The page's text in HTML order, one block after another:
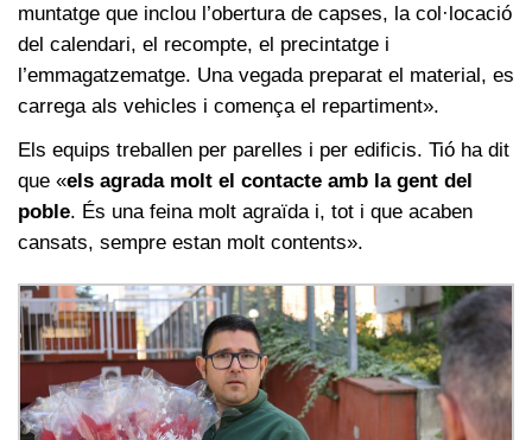
muntatge que inclou l’obertura de capses, la col·locació
del calendari, el recompte, el precintatge i
l’emmagatzematge. Una vegada preparat el material, es
carrega als vehicles i comença el repartiment».
Els equips treballen per parelles i per edificis. Tió ha dit
que «els agrada molt el contacte amb la gent del
poble. És una feina molt agraïda i, tot i que acaben
cansats, sempre estan molt contents».